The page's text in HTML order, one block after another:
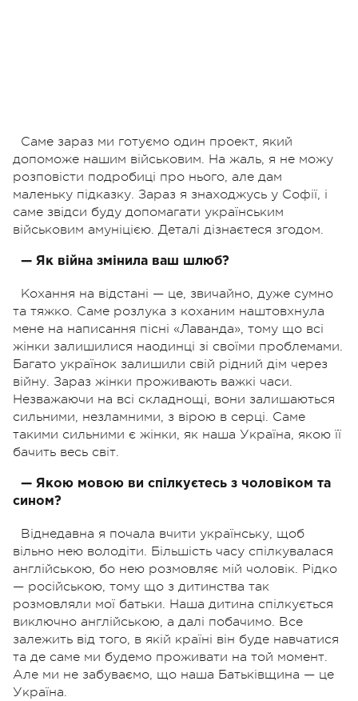
Саме зараз ми готуємо один проект, який
допоможе нашим військовим. На жаль, я не можу
розповісти подробиці про нього, але дам
маленьку підказку. Зараз я знаходжусь у Софії, і
саме звідси буду допомагати українським
військовим амуніцією. Деталі дізнаєтеся згодом.
— Як війна змінила ваш шлюб?
Кохання на відстані — це, звичайно, дуже сумно
та тяжко. Саме розлука з коханим наштовхнула
мене на написання пісні «Лаванда», тому що всі
жінки залишилися наодинці зі своїми проблемами.
Багато українок залишили свій рідний дім через
війну. Зараз жінки проживають важкі часи.
Незважаючи на всі складнощі, вони залишаються
сильними, незламними, з вірою в серці. Саме
такими сильними є жінки, як наша Україна, якою її
бачить весь світ.
— Якою мовою ви спілкуєтесь з чоловіком та
сином?
Віднедавна я почала вчити українську, щоб
вільно нею володіти. Більшість часу спілкувалася
англійською, бо нею розмовляє мій чоловік. Рідко
— російською, тому що з дитинства так
розмовляли мої батьки. Наша дитина спілкується
виключно англійською, а далі побачимо. Все
залежить від того, в якій країні він буде навчатися
та де саме ми будемо проживати на той момент.
Але ми не забуваємо, що наша Батьківщина — це
Україна.